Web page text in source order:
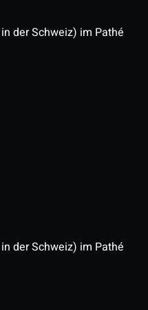
der Schweiz) im Pathé
der Schweiz) im Pathé